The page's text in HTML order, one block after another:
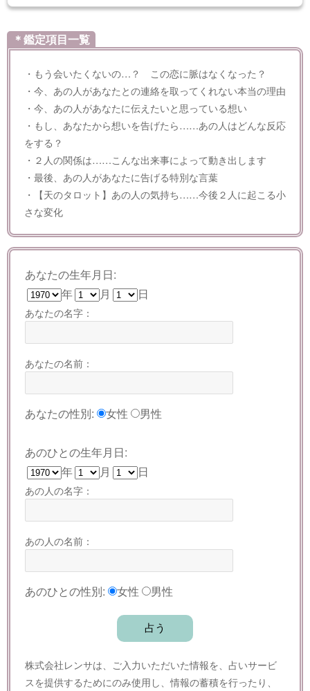
＊鑑定項目一覧
・もう会いたくないの…？ この恋に脈はなくなった？
・今、あの人があなたとの連絡を取ってくれない本当の理由
・今、あの人があなたに伝えたいと思っている想い
・もし、あなたから想いを告げたら……あの人はどんな反応
をする？
・２人の関係は……こんな出来事によって動き出します
・最後、あの人があなたに告げる特別な言葉
・【天のタロット】あの人の気持ち……今後２人に起こる小
さな変化
あなたの生年月日:
年
月 日
あなたの名字：
あなたの名前：
あなたの性別: 女性 男性
あのひとの生年月日:
年
月 日
あの人の名字：
あの人の名前：
あのひとの性別: 女性 男性
株式会社レンサは、ご入力いただいた情報を、占いサービ
スを提供するためにのみ使用し、情報の蓄積を行ったり、